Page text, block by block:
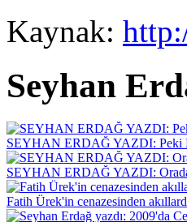
Kaynak:
Seyhan
SEYHAN ERDAĞ YAZDI: Peki
SEYHAN ERDAĞ YAZDI:
Fatih Ürek'in cenazesinden